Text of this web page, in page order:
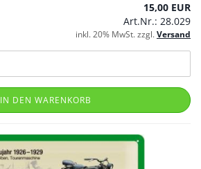
15,00 EUR
Art.Nr.: 28.029
inkl. 20% MwSt. zzgl.Versand
IN DEN WARENKORB